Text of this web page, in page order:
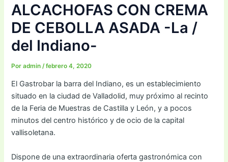
ALCACHOFAS CON CREMA
DE CEBOLLA ASADA -La /
del Indiano-
Poradmin/febrero 4, 2020
El Gastrobar la barra del Indiano, es un establecimiento
situado en la ciudad de Valladolid, muy próximo al recinto
de la Feria de Muestras de Castilla y León, y a pocos
minutos del centro histórico y de ocio de la capital
vallisoletana.
Dispone de una extraordinaria oferta gastronómica con